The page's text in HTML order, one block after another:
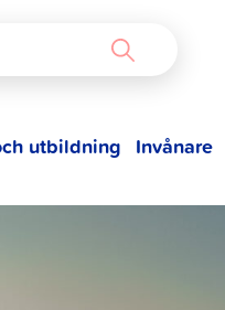
utbildning Invånare